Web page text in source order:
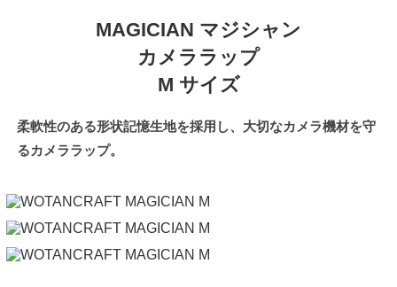
MAGICIAN マジシャン
カメララップ
M サイズ
柔軟性のある形状記憶生地を採用し、大切なカメラ機材を守
るカメララップ。